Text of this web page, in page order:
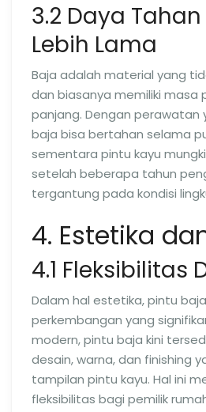
3.2 Daya
Lebih Lama
Baja adalah material yang
dan biasanya memiliki masa
panjang. Dengan perawatan
baja bisa bertahan selama
sementara pintu kayu
setelah beberapa tahun
tergantung pada kondisi
4. Estetika
4.1 Fleksibilitas
Dalam hal estetika, pintu
perkembangan yang
modern, pintu baja kini
desain, warna, dan finishing
tampilan pintu kayu. Hal ini
fleksibilitas bagi pemilik